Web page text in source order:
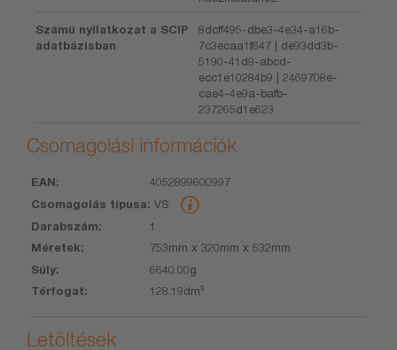
Számú nyilatkozat a SCIP
adatbázisban
8dcff495-dbe3-4e34-a16b-
7c3ecaa1f647 | de93dd3b-
5190-41d9-abcd-
ecc1e10284b9 | 2469708e-
cae4-4e9a-bafb-
237265d1e623
Csomagolási információk
EAN
típusa
Darabszám
4052899600997
VS
1
753mm x 320mm x 532mm
6640.00g
128.19dm³
Letöltések